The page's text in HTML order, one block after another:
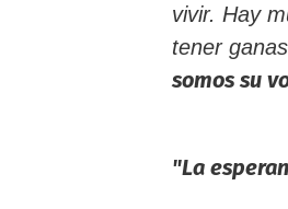
vivir. Hay
tener
somos su
"La